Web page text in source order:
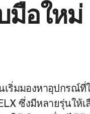
มือใหม่
ซึ่งมีหลายรุ่นให้เ